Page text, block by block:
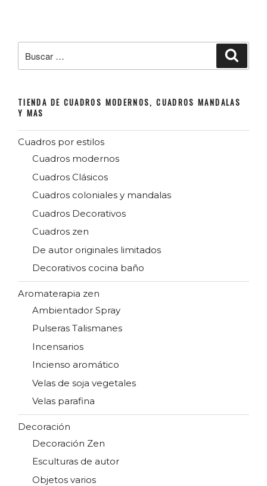
por:
TIENDA DE CUADROS MODERNOS, CUADROS MANDALAS
Y MAS
Cuadros por estilos
Cuadros modernos
Cuadros Clásicos
Cuadros coloniales y mandalas
Cuadros Decorativos
Cuadros zen
De autor originales limitados
Decorativos cocina baño
Aromaterapia zen
Ambientador Spray
Pulseras Talismanes
Incensarios
Incienso aromático
Velas de soja vegetales
Velas parafina
Decoración
Decoración Zen
Esculturas de autor
Objetos varios